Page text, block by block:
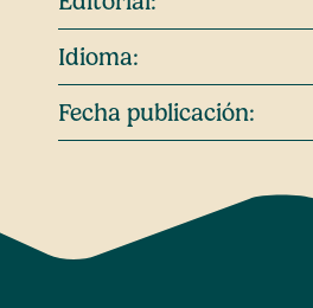
Idioma:
Fecha publicación: